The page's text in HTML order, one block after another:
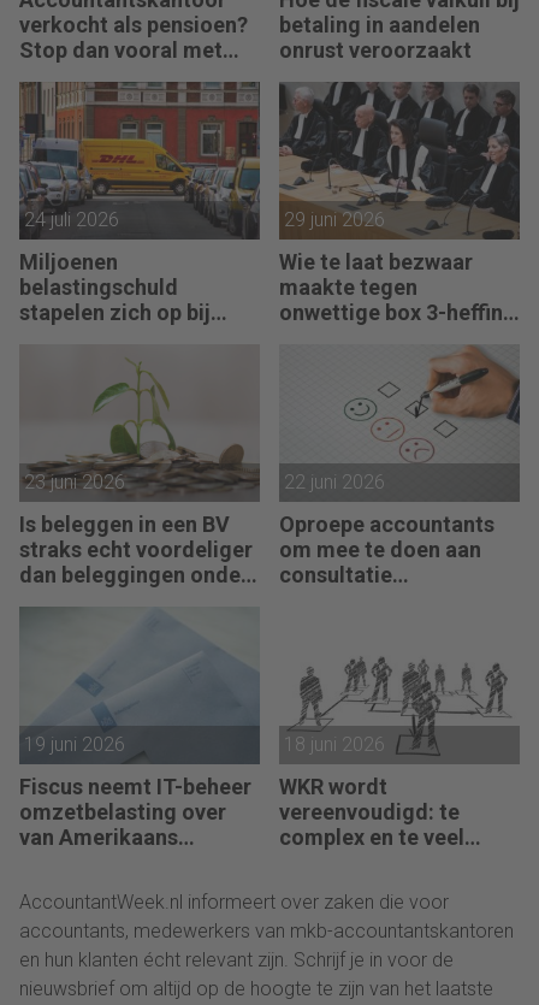
verkocht als pensioen?
Stop dan vooral met
werken
betaling in aandelen
onrust veroorzaakt
24 juli 2026
Miljoenen
belastingschuld
stapelen zich op bij
29 juni 2026
Wie te laat bezwaar
maakte tegen
onwettige box 3-heffing
23 juni 2026
Is beleggen in een BV
straks echt voordeliger
dan beleggingen onder
22 juni 2026
Oproepe accountants
om mee te doen aan
consultatie
19 juni 2026
Fiscus neemt IT-beheer
omzetbelasting over
van Amerikaans
18 juni 2026
WKR wordt
vereenvoudigd: te
complex en te veel
AccountantWeek.nl informeert over zaken die voor
accountants, medewerkers van mkb-accountantskantoren
en hun klanten écht relevant zijn. Schrijf je in voor de
nieuwsbrief om altijd op de hoogte te zijn van het laatste